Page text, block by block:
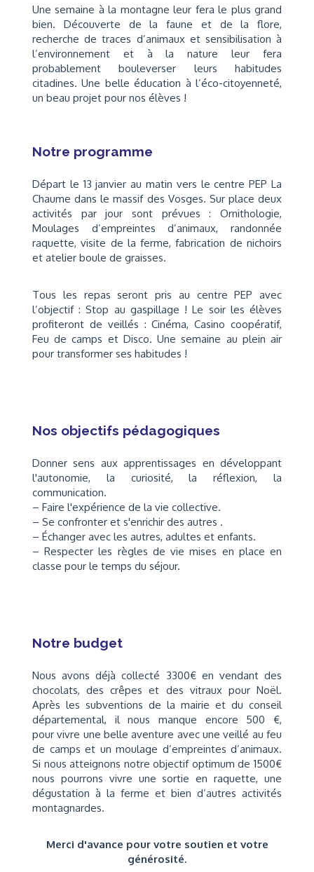
Une semaine à la montagne leur fera le plus grand
bien. Découverte de la faune et de la flore,
recherche de traces d’animaux et sensibilisation à
l’environnement et à la nature leur fera
probablement bouleverser leurs habitudes
citadines. Une belle éducation à l’éco-citoyenneté,
un beau projet pour nos élèves !
Notre programme
Départ le 13 janvier au matin vers le centre PEP La
Chaume dans le massif des Vosges. Sur place deux
activités par jour sont prévues : Ornithologie,
Moulages d’empreintes d’animaux, randonnée
raquette, visite de la ferme, fabrication de nichoirs
et atelier boule de graisses.
Tous les repas seront pris au centre PEP avec
l’objectif : Stop au gaspillage ! Le soir les élèves
profiteront de veillés : Cinéma, Casino coopératif,
Feu de camps et Disco. Une semaine au plein air
pour transformer ses habitudes !
Nos objectifs pédagogiques
Donner sens aux apprentissages en développant
l'autonomie, la curiosité, la réflexion, la
communication.
– Faire l'expérience de la vie collective.
– Se confronter et s'enrichir des autres .
– Échanger avec les autres, adultes et enfants.
– Respecter les règles de vie mises en place en
classe pour le temps du séjour.
Notre budget
Nous avons déjà collecté 3300€ en vendant des
chocolats, des crêpes et des vitraux pour Noël.
Après les subventions de la mairie et du conseil
départemental, il nous manque encore 500 €,
pour vivre une belle aventure avec une veillé au feu
de camps et un moulage d’empreintes d’animaux.
Si nous atteignons notre objectif optimum de 1500€
nous pourrons vivre une sortie en raquette, une
dégustation à la ferme et bien d’autres activités
montagnardes.
Merci d'avance pour votre soutien et votre
générosité.